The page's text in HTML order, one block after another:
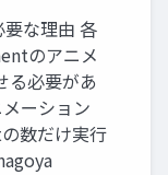
な理由 各
のアニメ
る必要があ
ーション
数だけ実行